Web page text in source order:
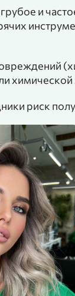
и
химической
риск